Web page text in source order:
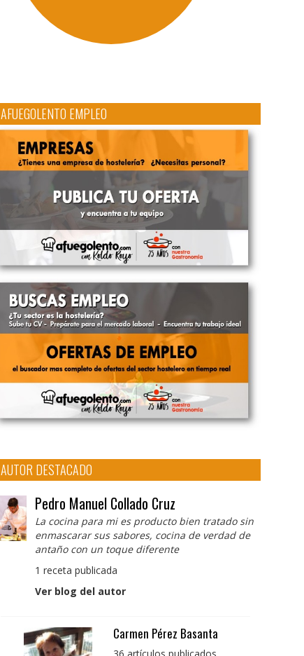
AFUEGOLENTO EMPLEO
AUTOR DESTACADO
Pedro Manuel Collado Cruz
La cocina para mi es producto bien tratado sin
enmascarar sus sabores, cocina de verdad de
antaño con un toque diferente
1 receta publicada
Ver blog del autor
Pedro Manuel Collado
Cruz